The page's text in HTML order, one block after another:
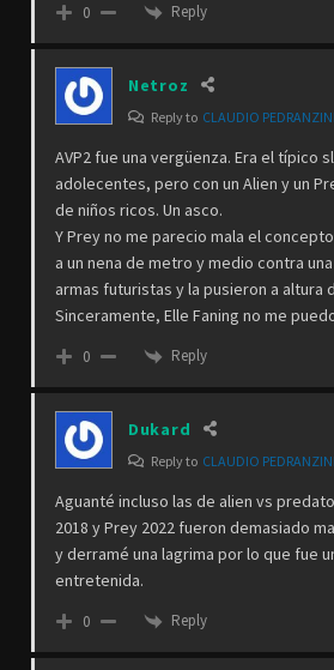
0 Reply
Netroz
Reply to CLAUDIO PEDRANZINI
AVP2 fue una vergüenza. Era el típico
adolecentes, pero con un Alien y un
de niños ricos. Un asco.
Y Prey no me parecio mala el
a un nena de metro y medio contra
armas futuristas y la pusieron a altura
Sinceramente, Elle Faning no me
0 Reply
Dukard
Reply to CLAUDIO PEDRANZINI
Aguanté incluso las de alien vs
2018 y Prey 2022 fueron demasiado
y derramé una lagrima por lo que fue
entretenida.
0 Reply